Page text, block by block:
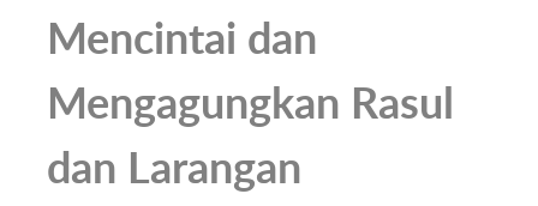
Mencintai dan
Mengagungkan Rasul
dan Larangan